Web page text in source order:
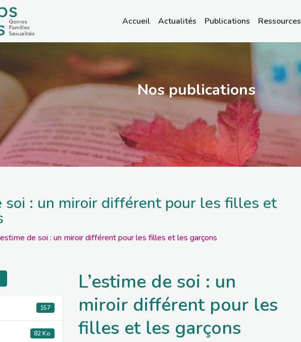
Accueil Actualités Publications Ressources
Nos publications
soi : un miroir différent pour les filles et
de soi : un miroir différent pour les filles et les garçons
157
82 Ko
L’estime de soi : un
miroir différent pour les
filles et les garçons